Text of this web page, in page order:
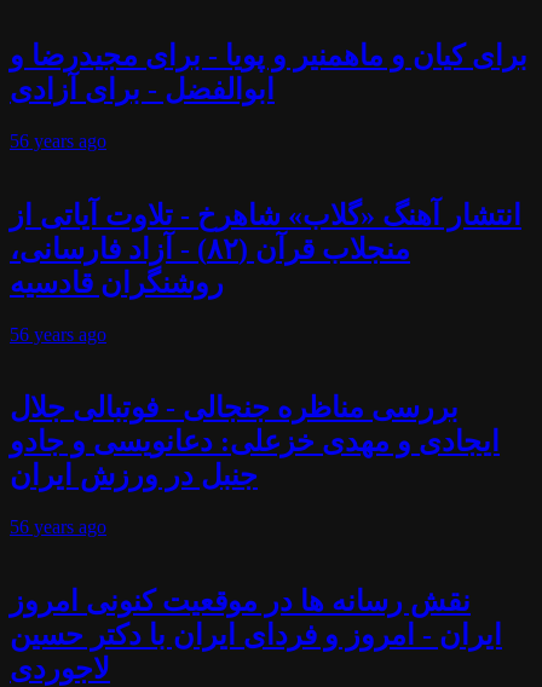
برای کیان و ماهمنیر و پویا - برای مجیدرضا و
ابوالفضل - برای آزادی
56 years ago
انتشار آهنگ «گلاب» شاهرخ - تلاوت آیاتی از
منجلاب قرآن (۸۲) - آزاد فارسانی،
روشنگران قادسیه
56 years ago
بررسی مناظره جنجالی - فوتبالی جلال
ایجادی و مهدی خزعلی: دعانویسی و جادو
جنبل در ورزش ایران
56 years ago
نقش رسانه ها در موقعیت کنونی امروز
ایران - امروز و فردای ایران با دکتر حسین
لاجوردی